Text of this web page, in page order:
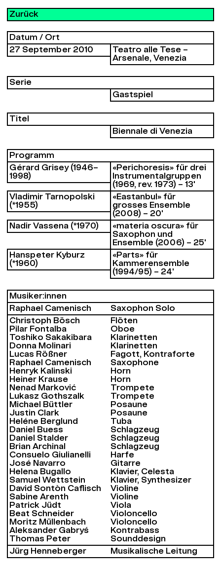
Zurück
Datum / Ort
27 September 2010
Teatro alle Tese –
Arsenale, Venezia
Serie
Gastspiel
Titel
Biennale di Venezia
Programm
Gérard Grisey (1946–
1998)
«Perichoresis» für drei
Instrumentalgruppen
(1969, rev. 1973) – 13'
Vladimir Tarnopolski
(*1955)
«Eastanbul» für
grosses Ensemble
(2008) – 20'
Nadir Vassena (*1970)
«materia oscura» für
Saxophon und
Ensemble (2006) – 25'
Hanspeter Kyburz
(*1960)
«Parts» für
Kammerensemble
(1994/95) – 24'
Musiker:innen
Raphael Camenisch
Saxophon Solo
Christoph Bösch
Flöten
Pilar Fontalba
Oboe
Toshiko Sakakibara
Klarinetten
Donna Molinari
Klarinetten
Lucas Rößner
Fagott, Kontraforte
Raphael Camenisch
Saxophone
Henryk Kalinski
Horn
Heiner Krause
Horn
Nenad Marković
Trompete
Lukasz Gothszalk
Trompete
Michael Büttler
Posaune
Justin Clark
Posaune
Heléne Berglund
Tuba
Daniel Buess
Schlagzeug
Daniel Stalder
Schlagzeug
Brian Archinal
Schlagzeug
Consuelo Giulianelli
Harfe
José Navarro
Gitarre
Helena Bugallo
Klavier, Celesta
Samuel Wettstein
Klavier, Synthesizer
David Sontòn Caflisch
Violine
Sabine Arenth
Violine
Patrick Jüdt
Viola
Beat Schneider
Violoncello
Moritz Müllenbach
Violoncello
Aleksander Gabryś
Kontrabass
Thomas Peter
Sounddesign
Jürg Henneberger
Musikalische Leitung